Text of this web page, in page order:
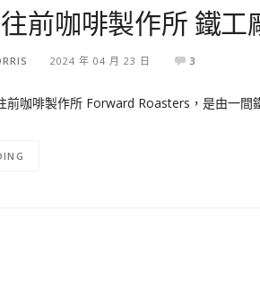
往前咖啡製作所 鐵
2024 年 04 月 23 日 3
前咖啡製作所 Forward Roasters，是由一